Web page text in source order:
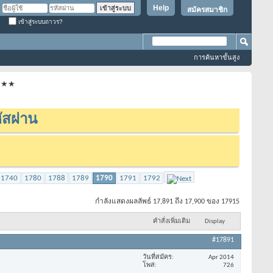
สมัครสมาชิก
Help
เข้าสู่ระบบถาวร?
การค้นหาขั้นสูง
ผ่าน
1740 1780 1788 1789 1790 1791 1792
กำลังแสดงผลลัพธ์ 17,891 ถึง 17,900 ของ 17915
คำสั่งเพิ่มเติม Display
#17891
วันที่สมัคร
Apr 2014
โพส
726